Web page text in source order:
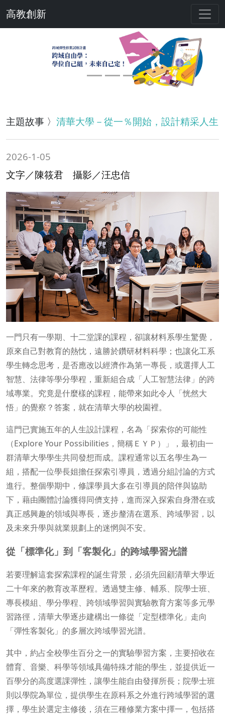
高教創新
Previous Next
主題故事 〉 清華大學－從一％開始，設計精采人生
2026-1-05
文字／陳筱君 攝影／汪忠信
一門只有一學期、十二堂課的課程，卻讓材料系學生驚覺，
原來自己對教育的熱忱，遠勝於鑽研材料科學；也讓化工系
學生轉念思考，是否應改以經濟作為第一專長，或選擇人工
智慧、法律等學分學程，重新組合成「人工智慧法律」的跨
域專業。究竟是什麼樣的課程，能帶來如此令人「恍然大
悟」的覺察？答案，就在清華大學的校園裡。
這門已實施五年的人生設計課程，名為「探索你的可能性
（Explore Your Possibilities，簡稱ＥＹＰ）」，最初由一
群清華大學學生共同發想而成。課程通常以五名學生為一
組，搭配一位學長姐擔任探索引導員，透過分組討論的方式
進行。整個學期中，修課學員大多在引導員的陪伴與協助
下，藉由團體討論獲得同儕支持，進而深入探索自身潛在或
真正感興趣的領域與專長，逐步釐清在選系、跨域學習，以
及未來升學與就業規劃上的迷惘與不安。
從「標準化」到「客製化」的跨域學習光譜
若要理解這套探索課程的誕生背景，必須先回顧清華大學近
二十年來的教育改革歷程。透過雙主修、輔系、院學士班、
專長模組、學分學程、跨領域學習與實驗教育方案等多元學
習路徑，清華大學逐步建構出一條從「定型標準化」走向
「彈性客製化」的多層次跨域學習光譜。
其中，約占全校學生百分之一的實驗學習方案，主要招收在
體育、音樂、科學等領域具備特殊才能的學生，並提供近一
百學分的高度選課彈性，讓學生能自由發揮所長；院學士班
則以學院為單位，提供學生在原科系之外進行跨域學習的選
擇，學生於選定主修後，須在三種修業方案中擇一，包括搭